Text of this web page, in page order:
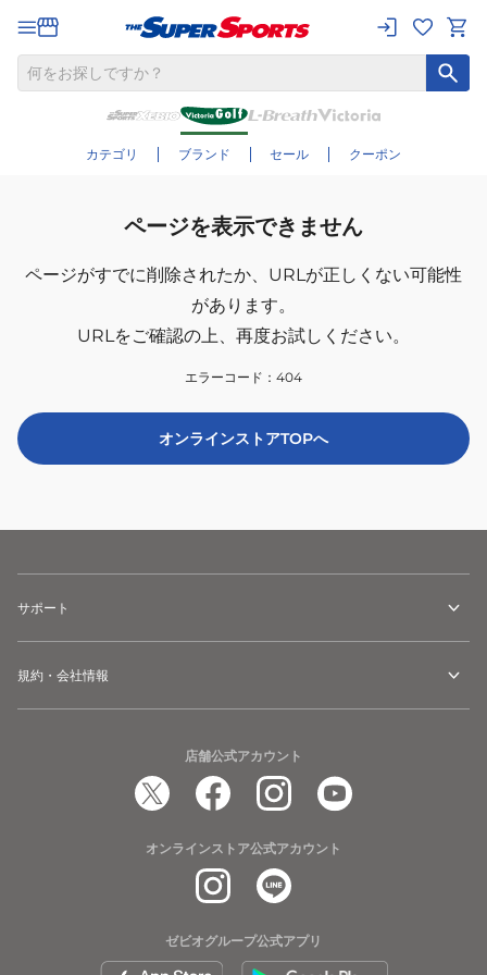
カテゴリ ブランド セール クーポン
ページを表示できません
ページがすでに削除されたか、 URLが正しくない可能性
があります。
URLをご確認の上、再度お試しください。
エラーコード： 404
オンラインストアTOPへ
サポート
規約・会社情報
店舗公式アカウント
オンラインストア公式アカウント
ゼビオグループ公式アプリ